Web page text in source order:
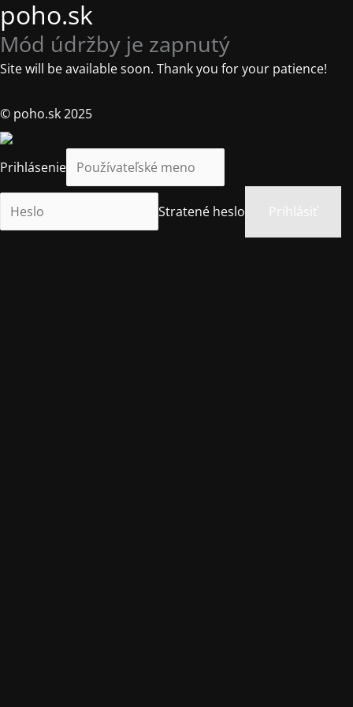
poho.sk
Mód údržby je zapnutý
Site will be available soon. Thank you for your patience!
© poho.sk 2025
Prihlásenie
Stratené heslo